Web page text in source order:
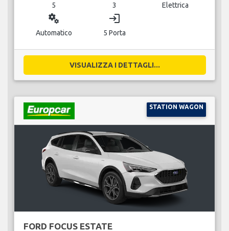
5 3 Elettrica
miscellaneous_services
Automatico
login
5 Porta
VISUALIZZA I DETTAGLI...
STATION WAGON
FORD FOCUS ESTATE